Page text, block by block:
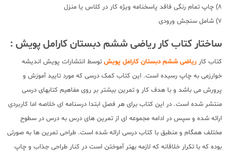
8) چاپ تمام رنگی فاقد پاسخنامه ویژه کار در کلاس یا منزل
7) شامل سنجش ورودی
ساختار کتاب کار ریاضی ششم دبستان کارامل پویش :
کتاب کار ریاضی ششم دبستان کارامل پویش توسط انتشارات پویش اندیشه
خوارزمی به چاپ رسیده است. این کتاب کمک درسی که مورد تایید آموزش و
پرورش می باشد و با هدف کار و تمرین بیشتر بر روی مفاهیم کتابهای درسی
منتشر شده است. در این کتاب برای هر فصل ابتدا درسنامه ای خلاصه اما کاربردی
ارائه شده و سپس در ادامه مجموعه ای از تمرین های درس به درس در سطوح
مختلف همگام و منطبق با کتاب درسی ارائه شده است. طراحی تمرین ها به صورتی
بوده که با تکرار خلاقانه که لازمه بهتر آموختن است در کنار طراحی جذاب و چاپ